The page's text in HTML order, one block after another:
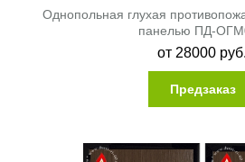
Однопольная глухая
панелью ПД-
от 28000 руб.
Предзаказ